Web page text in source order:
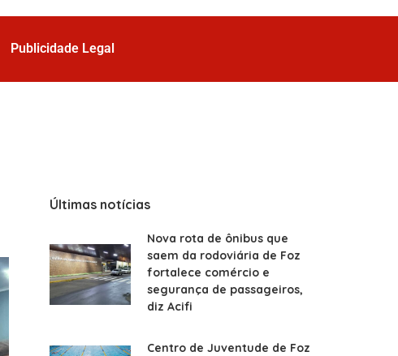
Publicidade Legal
Últimas notícias
Nova rota de ônibus que
saem da rodoviária de Foz
fortalece comércio e
segurança de passageiros,
diz Acifi
Centro de Juventude de Foz